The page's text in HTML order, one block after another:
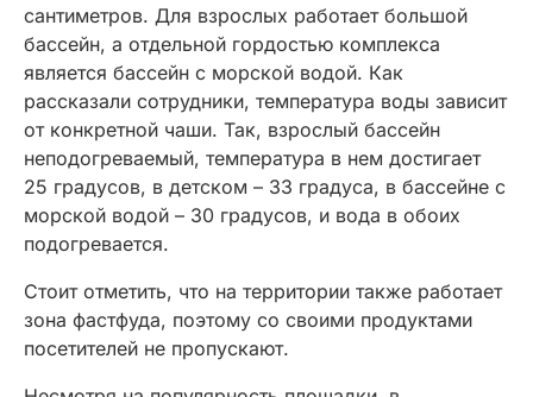
сантиметров. Для взрослых работает большой
бассейн, а отдельной гордостью комплекса
является бассейн с морской водой. Как
рассказали сотрудники, температура воды зависит
от конкретной чаши. Так, взрослый бассейн
неподогреваемый, температура в нем достигает
25 градусов, в детском – 33 градуса, в бассейне с
морской водой – 30 градусов, и вода в обоих
подогревается.
Стоит отметить, что на территории также работает
зона фастфуда, поэтому со своими продуктами
посетителей не пропускают.